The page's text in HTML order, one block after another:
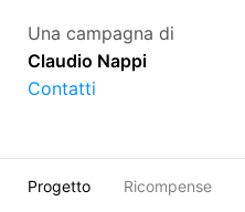
Una campagna di
Claudio Nappi
Contatti
Progetto Ricompense